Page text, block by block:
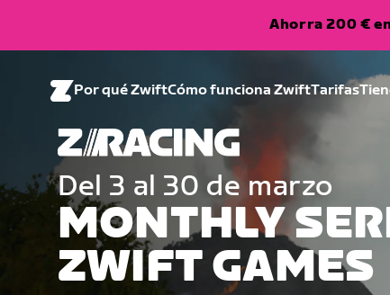
Ahorra 200 €
Por qué ZwiftCómo funciona ZwiftTarifas
Del 3 al 30 de marzo
MONTHLY
ZWIFT GAMES